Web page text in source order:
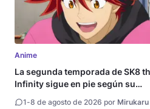
Anime
La segunda temporada de SK8
Infinity sigue en pie según su
1-8 de agosto de 2026 por Mirukaru